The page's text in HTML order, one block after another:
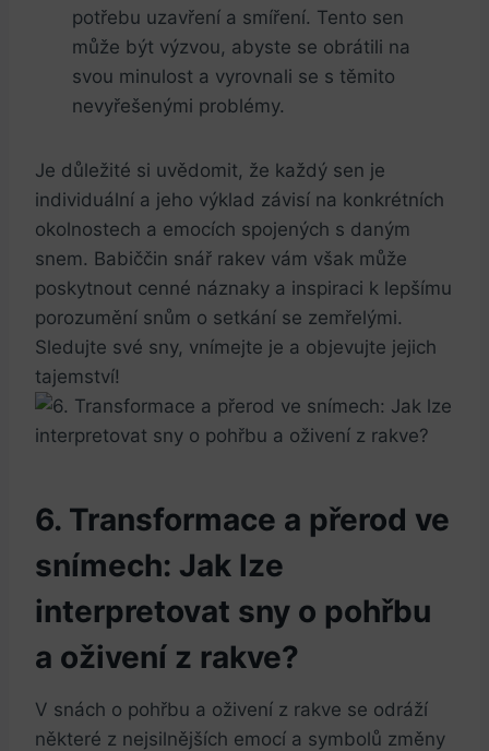
potřebu uzavření a smíření. Tento ‌sen
může být výzvou, abyste se obrátili na
svou minulost‌ a vyrovnali se s⁣ těmito
nevyřešenými problémy.
Je důležité si uvědomit, že každý sen⁢ je
individuální a​ jeho výklad závisí na konkrétních⁢
okolnostech a emocích ⁢spojených s daným
snem. Babiččin snář rakev vám však⁣ může
poskytnout cenné náznaky⁢ a inspiraci k lepšímu
porozumění snům o setkání⁤ se zemřelými.‌
Sledujte své ‍sny, vnímejte je a⁢ objevujte jejich
tajemství!
6. Transformace ⁤a přerod ve
snímech: Jak lze​
interpretovat sny o pohřbu
a oživení z rakve?
V snách o pohřbu a ‍oživení z rakve se odráží
některé z nejsilnějších emocí a symbolů změny